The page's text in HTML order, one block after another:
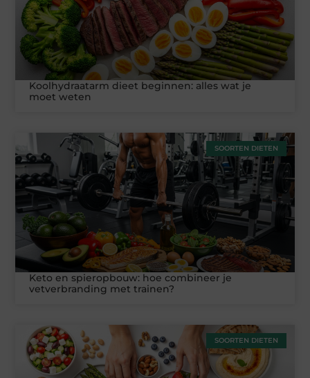
Koolhydraatarm dieet beginnen: alles wat je
moet weten
SOORTEN DIETEN
Keto en spieropbouw: hoe combineer je
vetverbranding met trainen?
SOORTEN DIETEN